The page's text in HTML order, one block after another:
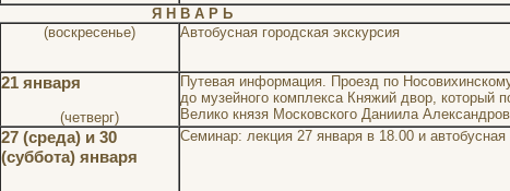
Я Н В А Р Ь
(воскресенье) Автобусная городская экскурсия
21 января
(четверг)
Путевая информация. Проезд по
до музейного комплекса Княжий двор, который
Велико князя Московского Даниила
27 (среда) и 30
(суббота) января
Семинар: лекция 27 января в 18.00 и автобусная